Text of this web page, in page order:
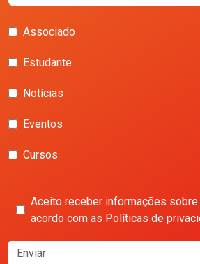
Associado
Estudante
Notícias
Eventos
Cursos
Aceito receber informações
acordo com as Políticas de
Enviar